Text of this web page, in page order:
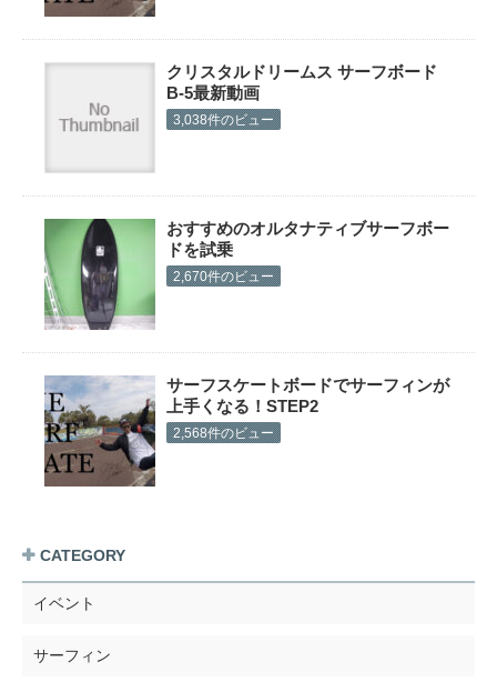
クリスタルドリームス サーフボード
B-5最新動画
3,038件のビュー
おすすめのオルタナティブサーフボー
ドを試乗
2,670件のビュー
サーフスケートボードでサーフィンが
上手くなる！STEP2
2,568件のビュー
CATEGORY
イベント
サーフィン